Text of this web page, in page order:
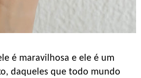
é maravilhosa e ele é um
daqueles que todo mundo